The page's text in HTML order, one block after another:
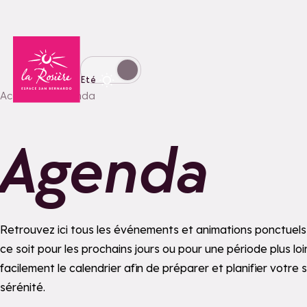
Basculer l'affichage en mode hiver
Eté
Accueil Agenda
Retrouvez ici tous les événements et animations
ce soit pour les prochains jours ou pour une période plus
facilement le calendrier afin de préparer et planifier votre
sérénité.